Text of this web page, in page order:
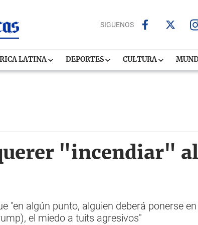
SIGUENOS
LATINA DEPORTES CULTURA
"incendiar"
"en algún punto, alguien deberá ponerse
el miedo a tuits agresivos"